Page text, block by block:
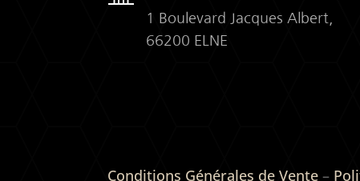
1 Boulevard Jacques Albert,
66200 ELNE
Conditions Générales de Vente –